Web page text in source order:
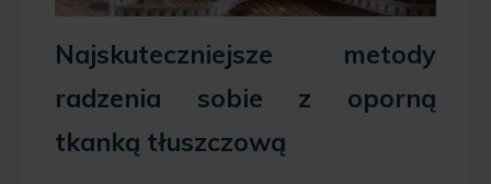
Najskuteczniejsze metody
radzenia sobie z oporną
tkanką tłuszczową